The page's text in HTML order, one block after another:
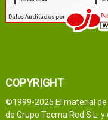
COPYRIGHT
©1999-2025 El material de
de Grupo Tecma Red S.L.